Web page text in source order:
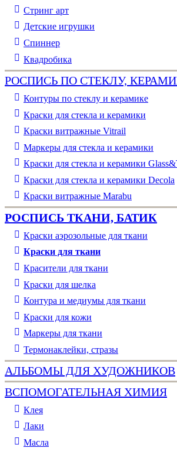
Стринг арт
Детские игрушки
Спиннер
Квадробика
РОСПИСЬ ПО СТЕКЛУ,
Контуры по стеклу и керамике
Краски для стекла и керамики
Краски витражные Vitrail
Маркеры для стекла и керамики
Краски для стекла и керамики
Краски для стекла и керамики Decola
Краски витражные Marabu
РОСПИСЬ ТКАНИ, БАТИК
Краски аэрозольные для ткани
Краски для ткани
Красители для ткани
Краски для шелка
Контура и медиумы для ткани
Краски для кожи
Маркеры для ткани
Термонаклейки, стразы
АЛЬБОМЫ ДЛЯ ХУДОЖНИКОВ
ВСПОМОГАТЕЛЬНАЯ ХИМИЯ
Клея
Лаки
Масла